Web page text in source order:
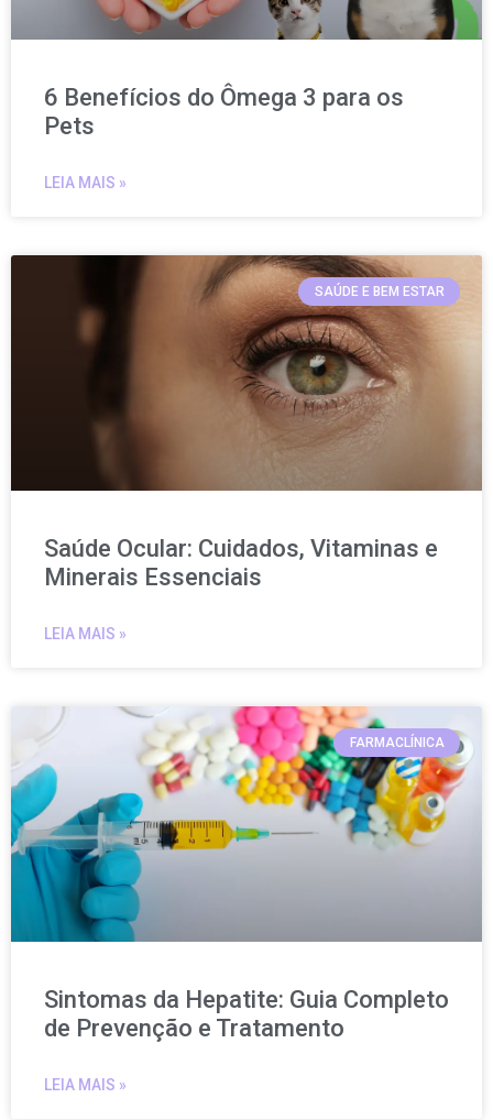
6 Benefícios do Ômega 3 para os
Pets
LEIA MAIS »
SAÚDE E BEM ESTAR
Saúde Ocular: Cuidados, Vitaminas e
Minerais Essenciais
LEIA MAIS »
FARMACLÍNICA
Sintomas da Hepatite: Guia Completo
de Prevenção e Tratamento
LEIA MAIS »